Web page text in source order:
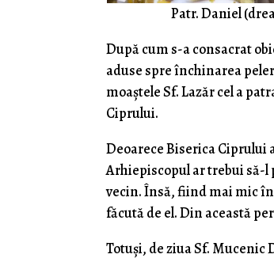
Patr. Daniel
După cum s-a consacrat
aduse spre închinarea
moaștele Sf. Lazăr cel a
Ciprului.
Deoarece Biserica
Arhiepiscopul ar trebui să-
vecin. Însă, fiind mai mic
făcută de el. Din această
Totuși, de ziua Sf.